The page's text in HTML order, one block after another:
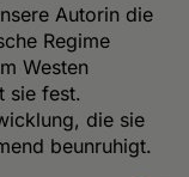
Autorin die
Regime
Westen
sie fest.
die sie
beunruhigt.